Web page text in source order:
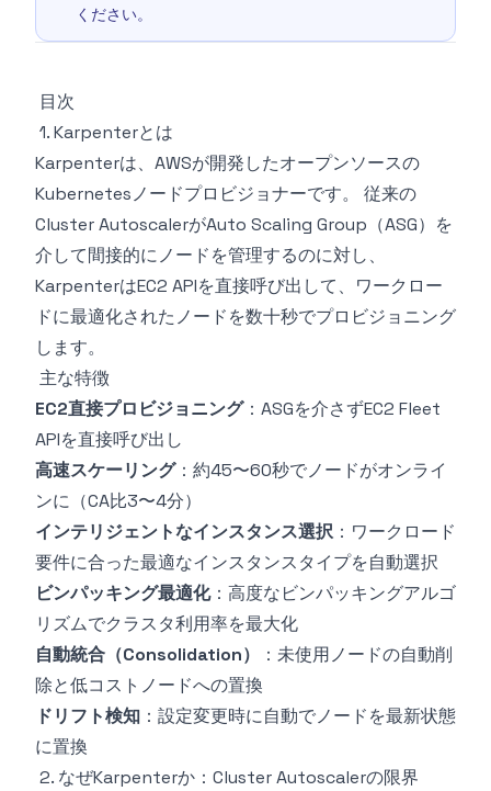
ください。
目次
1. Karpenterとは
Karpenterは、AWSが開発したオープンソースの
Kubernetesノードプロビジョナーです。 従来の
Cluster AutoscalerがAuto Scaling Group（ASG）を
介して間接的にノードを管理するのに対し、
KarpenterはEC2 APIを直接呼び出して、ワークロー
ドに最適化されたノードを数十秒でプロビジョニング
します。
主な特徴
EC2直接プロビジョニング：ASGを介さずEC2 Fleet
APIを直接呼び出し
高速スケーリング：約45〜60秒でノードがオンライ
ンに（CA比3〜4分）
インテリジェントなインスタンス選択 ：ワークロード
要件に合った最適なインスタンスタイプを自動選択
ビンパッキング最適化：高度なビンパッキングアルゴ
リズムでクラスタ利用率を最大化
自動統合（Consolidation）
：未使用ノードの自動削
除と低コストノードへの置換
ドリフト検知 ：設定変更時に自動でノードを最新状態
に置換
2. なぜKarpenterか：Cluster Autoscalerの限界